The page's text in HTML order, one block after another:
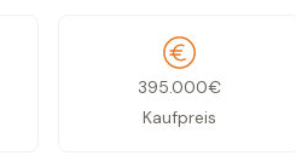
395.000€
Kaufpreis